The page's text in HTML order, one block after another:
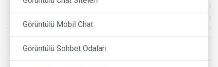
Görüntülü Mobil Chat
Görüntülü Sohbet Odaları